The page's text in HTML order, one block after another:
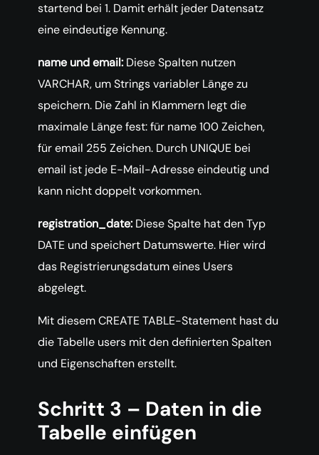
startend bei 1. Damit erhält jeder Datensatz
eine eindeutige Kennung.
name und email: Diese Spalten nutzen
VARCHAR, um Strings variabler Länge zu
speichern. Die Zahl in Klammern legt die
maximale Länge fest: für name 100 Zeichen,
für email 255 Zeichen. Durch UNIQUE bei
email ist jede E-Mail-Adresse eindeutig und
kann nicht doppelt vorkommen.
registration_date: Diese Spalte hat den Typ
DATE und speichert Datumswerte. Hier wird
das Registrierungsdatum eines Users
abgelegt.
Mit diesem CREATE TABLE-Statement hast du
die Tabelle users mit den definierten Spalten
und Eigenschaften erstellt.
Schritt 3 – Daten in die
Tabelle einfügen